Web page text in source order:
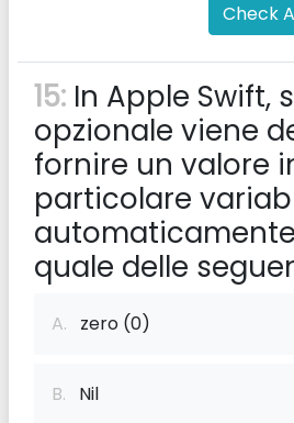
Check
15: In Apple Swift,
opzionale viene
fornire un valore
particolare
quale delle
A. zero (0)
B. Nil